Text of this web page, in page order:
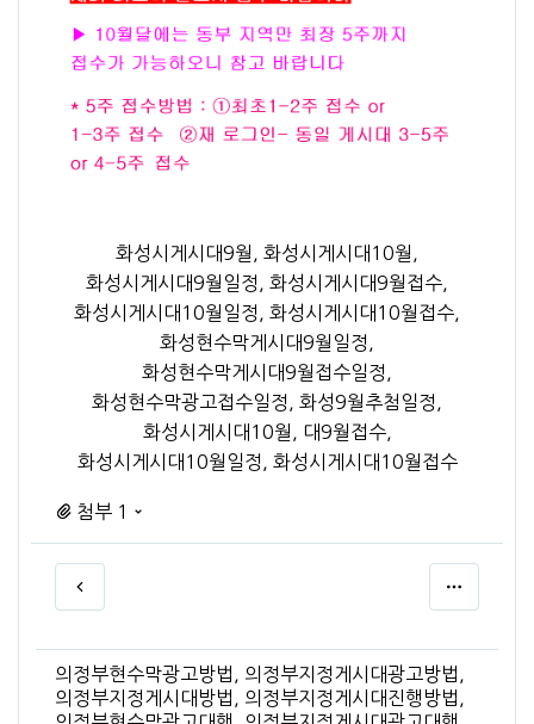
화성시게시대9월, 화성시게시대10월,
화성시게시대9월일정, 화성시게시대9월접수,
화성시게시대10월일정, 화성시게시대10월접수,
화성현수막게시대9월일정,
화성현수막게시대9월접수일정,
화성현수막광고접수일정, 화성9월추첨일정,
화성시게시대10월, 대9월접수,
화성시게시대10월일정, 화성시게시대10월접수
첨부 1
의정부현수막광고방법, 의정부지정게시대광고방법,
의정부지정게시대방법, 의정부지정게시대진행방법,